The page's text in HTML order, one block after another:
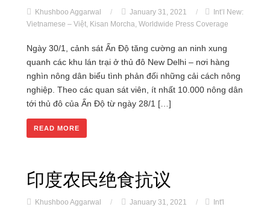
Khushboo Aggarwal / January 31, 2021 /
Int’l New:
Vietnamese – Việt, Kisan Morcha, Worldwide Press Coverage
Ngày 30/1, cảnh sát Ấn Độ tăng cường an ninh xung
quanh các khu lán trại ở thủ đô New Delhi – nơi hàng
nghìn nông dân biểu tình phản đối những cải cách nông
nghiệp. Theo các quan sát viên, ít nhất 10.000 nông dân
tới thủ đô của Ấn Độ từ ngày 28/1 […]
READ MORE
印度农民绝食抗议
Khushboo Aggarwal / January 31, 2021 / Int'l